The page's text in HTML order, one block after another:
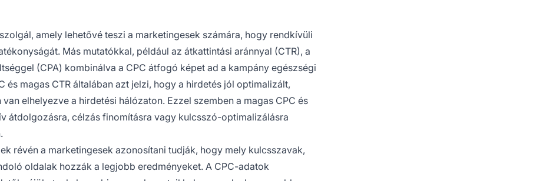
amely lehetővé teszi a marketingesek számára, hogy rendkívüli
Más mutatókkal, például az átkattintási aránnyal (CTR), a
(CPA) kombinálva a CPC átfogó képet ad a kampány egészségi
magas CTR általában azt jelzi, hogy a hirdetés jól optimalizált,
elhelyezve a hirdetési hálózaton. Ezzel szemben a magas CPC és
átdolgozásra, célzás finomításra vagy kulcsszó-optimalizálásra
révén a marketingesek azonosítani tudják, hogy mely kulcsszavak,
oldalak hozzák a legjobb eredményeket. A CPC-adatok